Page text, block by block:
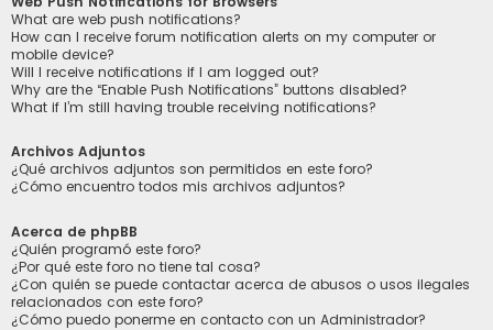
What are web push notifications?
How can I receive forum notification alerts on my computer or
mobile device?
Will I receive notifications if I am logged out?
Why are the “Enable Push Notifications” buttons disabled?
What if I’m still having trouble receiving notifications?
Archivos Adjuntos
¿Qué archivos adjuntos son permitidos en este foro?
¿Cómo encuentro todos mis archivos adjuntos?
Acerca de phpBB
¿Quién programó este foro?
¿Por qué este foro no tiene tal cosa?
¿Con quién se puede contactar acerca de abusos o usos ilegales
relacionados con este foro?
¿Cómo puedo ponerme en contacto con un Administrador?